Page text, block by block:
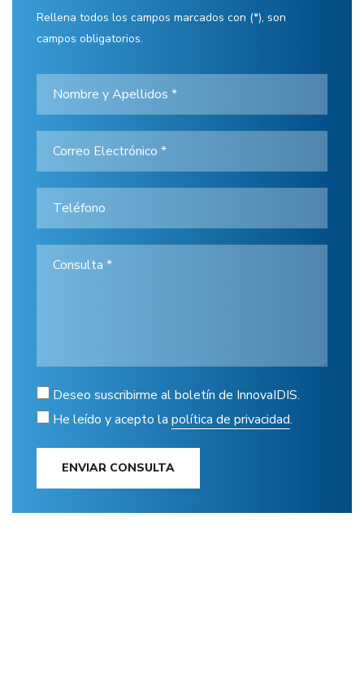
Rellena todos los campos marcados con (*), son
campos obligatorios.
Deseo suscribirme al boletín de InnovaIDIS.
He leído y acepto la política de privacidad.
ENVIAR CONSULTA